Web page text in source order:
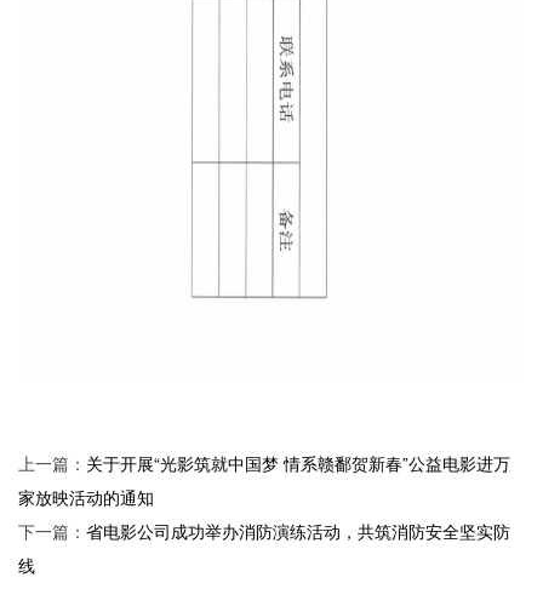
上一篇： 关于开展“光影筑就中国梦 情系赣鄱贺新春”公益电影进万
家放映活动的通知
下一篇： 省电影公司成功举办消防演练活动，共筑消防安全坚实防
线